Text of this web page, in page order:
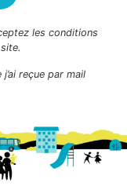
les conditions
reçue par mail